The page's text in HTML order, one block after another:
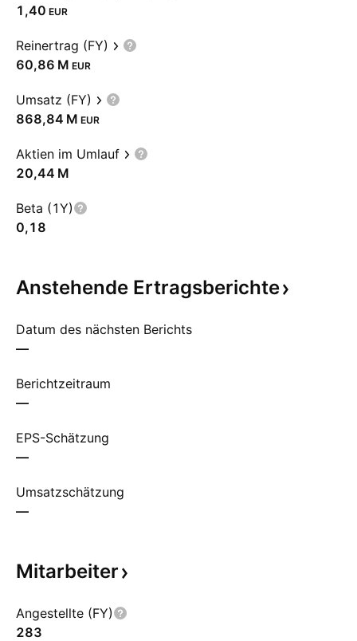
1,40 EUR
Reinertrag (FY)
‪60,86 M‬ EUR
Umsatz (FY)
‪868,84 M‬ EUR
Aktien im Umlauf
‪20,44 M‬
Beta (1Y)
0,18
Anstehende Ertragsberichte
Datum des nächsten Berichts
—
Berichtzeitraum
—
EPS-Schätzung
—
Umsatzschätzung
—
Mitarbeiter
Angestellte (FY)
283